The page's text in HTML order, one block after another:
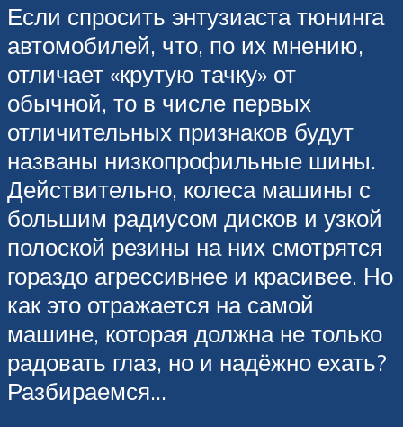
Если спросить энтузиаста тюнинга
автомобилей, что, по их мнению,
отличает «крутую тачку» от
обычной, то в числе первых
отличительных признаков будут
названы низкопрофильные шины.
Действительно, колеса машины с
большим радиусом дисков и узкой
полоской резины на них смотрятся
гораздо агрессивнее и красивее. Но
как это отражается на самой
машине, которая должна не только
радовать глаз, но и надёжно ехать?
Разбираемся…